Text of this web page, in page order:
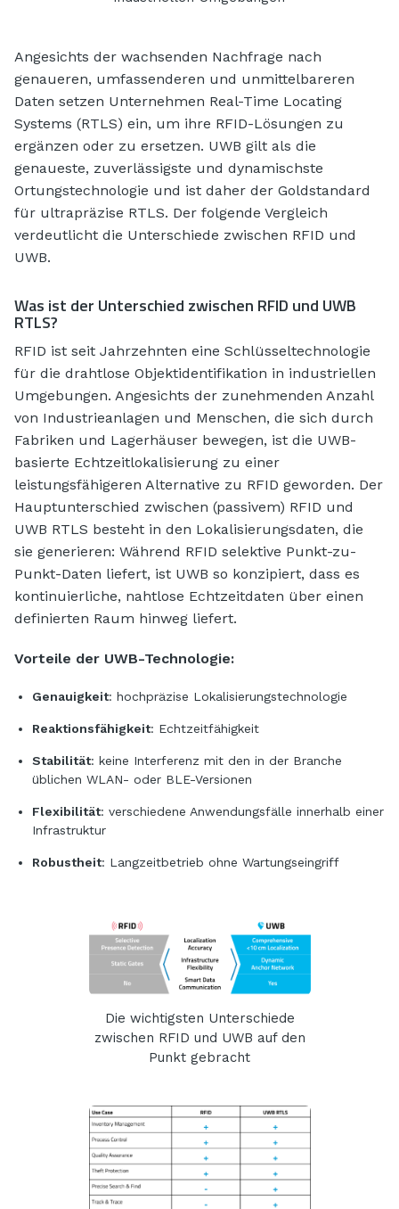
Angesichts der wachsenden Nachfrage nach
genaueren, umfassenderen und unmittelbareren
Daten setzen Unternehmen Real-Time Locating
Systems (RTLS) ein, um ihre RFID-Lösungen zu
ergänzen oder zu ersetzen. UWB gilt als die
genaueste, zuverlässigste und dynamischste
Ortungstechnologie und ist daher der Goldstandard
für ultrapräzise RTLS. Der folgende Vergleich
verdeutlicht die Unterschiede zwischen RFID und
UWB.
Was ist der Unterschied zwischen RFID und UWB
RTLS?
RFID ist seit Jahrzehnten eine Schlüsseltechnologie
für die drahtlose Objektidentifikation in industriellen
Umgebungen. Angesichts der zunehmenden Anzahl
von Industrieanlagen und Menschen, die sich durch
Fabriken und Lagerhäuser bewegen, ist die UWB-
basierte Echtzeitlokalisierung zu einer
leistungsfähigeren Alternative zu RFID geworden. Der
Hauptunterschied zwischen (passivem) RFID und
UWB RTLS besteht in den Lokalisierungsdaten, die
sie generieren: Während RFID selektive Punkt-zu-
Punkt-Daten liefert, ist UWB so konzipiert, dass es
kontinuierliche, nahtlose Echtzeitdaten über einen
definierten Raum hinweg liefert.
Vorteile der UWB-Technologie:
Genauigkeit: hochpräzise Lokalisierungstechnologie
Reaktionsfähigkeit: Echtzeitfähigkeit
Stabilität: keine Interferenz mit den in der Branche
üblichen WLAN- oder BLE-Versionen
Flexibilität: verschiedene Anwendungsfälle innerhalb einer
Infrastruktur
Robustheit: Langzeitbetrieb ohne Wartungseingriff
Die wichtigsten Unterschiede
zwischen RFID und UWB auf den
Punkt gebracht